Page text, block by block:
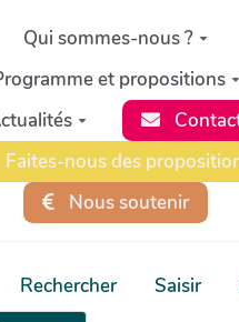
principal
Qui sommes-nous ?
et propositions
Faites-nous des
Nous soutenir
Rechercher Saisir